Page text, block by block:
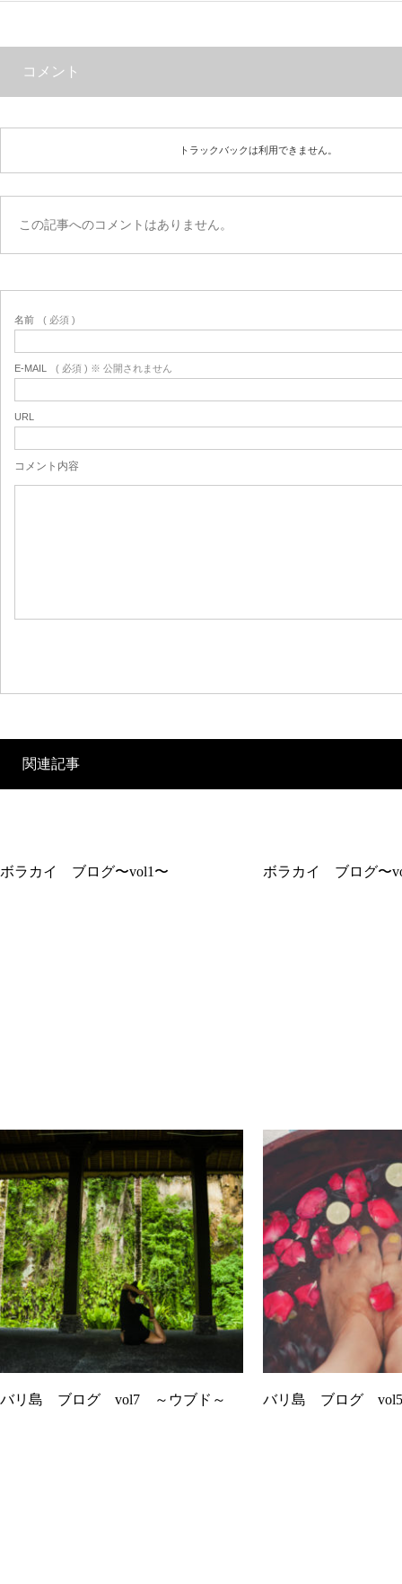
コメント
トラックバックは利用できません。
この記事へのコメントはありません。
名前 ( 必須 )
E-MAIL ( 必須 ) ※ 公開されません
URL
コメント内容
関連記事
ボラカイ ブログ〜vol1〜 ボラカイ ブログ〜
バリ島 ブログ vol7 ～ウブド～ バリ島 ブログ